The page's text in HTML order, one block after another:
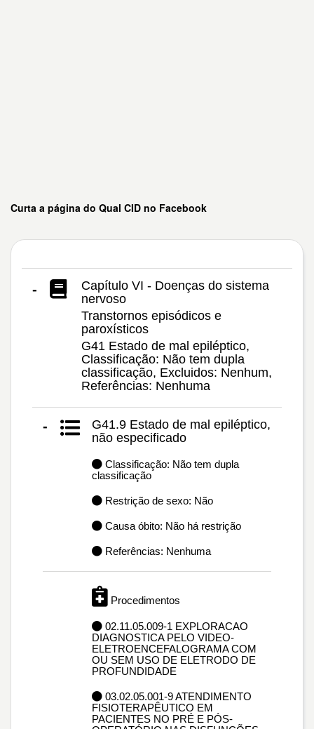
Curta a página do Qual CID no Facebook
-
Capítulo VI - Doenças do sistema
nervoso
Transtornos episódicos e
paroxísticos
G41 Estado de mal epiléptico,
Classificação: Não tem dupla
classificação, Excluidos: Nenhum,
Referências: Nenhuma
-
G41.9 Estado de mal epiléptico,
não especificado
Classificação: Não tem dupla
classificação
Restrição de sexo: Não
Causa óbito: Não há restrição
Referências: Nenhuma
Procedimentos
02.11.05.009-1 EXPLORACAO
DIAGNOSTICA PELO VIDEO-
ELETROENCEFALOGRAMA COM
OU SEM USO DE ELETRODO DE
PROFUNDIDADE
03.02.05.001-9 ATENDIMENTO
FISIOTERAPÊUTICO EM
PACIENTES NO PRÉ E PÓS-